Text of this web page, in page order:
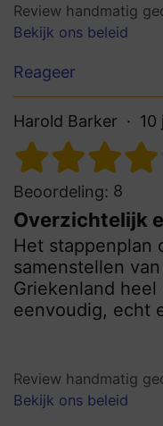
Review handmatig
Bekijk ons beleid
Reageer
Harold Barker 10
Beoordeling: 8
Overzichtelijk
Het stappenplan
samenstellen
Griekenland
eenvoudig, echt
Review handmatig
Bekijk ons beleid